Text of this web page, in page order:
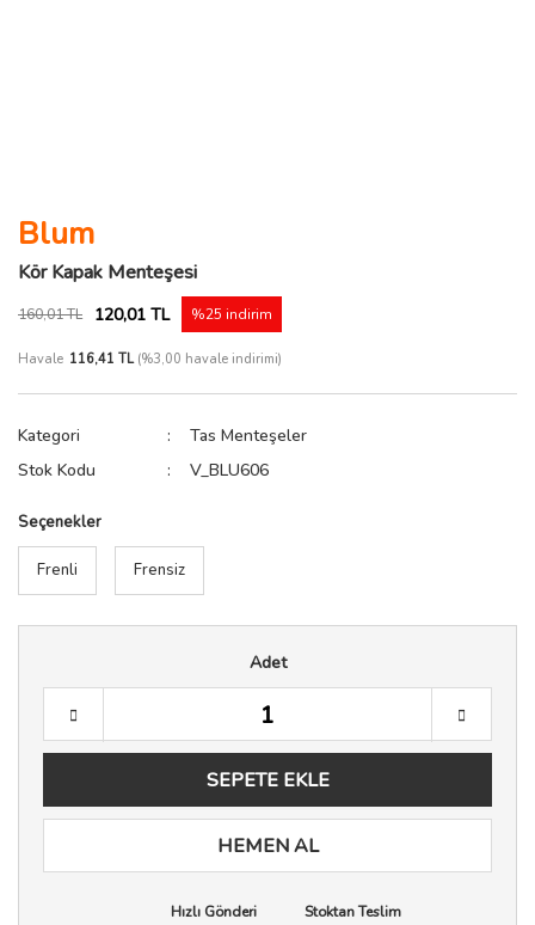
Blum
Kör Kapak Menteşesi
160,01 TL 120,01 TL %25 indirim
Havale 116,41 TL(%3,00 havale indirimi)
Kategori
Tas Menteşeler
Stok Kodu
V_BLU606
Seçenekler
Frenli Frensiz
Adet
SEPETE EKLE
HEMEN AL
Hızlı Gönderi Stoktan Teslim